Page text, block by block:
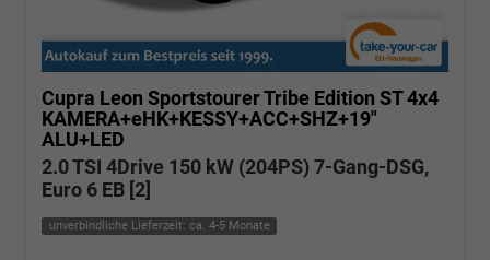
Cupra Leon SportstourerTribe Edition ST 4x4
KAMERA+eHK+KESSY+ACC+SHZ+19"
ALU+LED
2.0 TSI 4Drive 150 kW (204PS) 7-Gang-DSG,
Euro 6 EB [2]
unverbindliche Lieferzeit: ca. 4-5 Monate